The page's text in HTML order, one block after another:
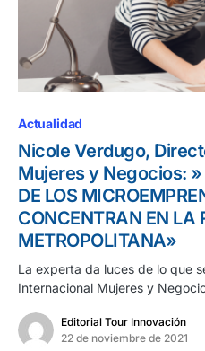
Actualidad
Nicole Verdugo,
Mujeres y Negocios: »
DE LOS
CONCENTRAN EN LA
METROPOLITANA»
La experta da luces de lo que
Internacional Mujeres y
Editorial Tour Innovación
22 de noviembre de 2021